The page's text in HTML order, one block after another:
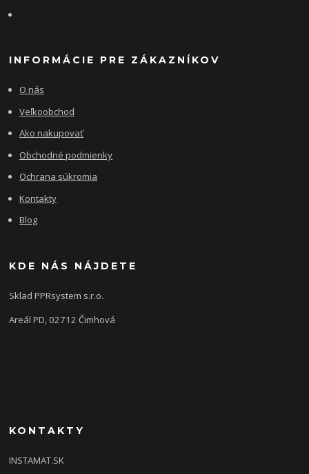
INFORMÁCIE PRE ZÁKAZNÍKOV
O nás
Veľkoobchod
Ako nakupovať
Obchodné podmienky
Ochrana súkromia
Kontakty
Blog
KDE NÁS NÁJDETE
Sklad PPRsystem s.r.o.
Areál PD, 02712 Čimhová
KONTAKTY
INSTAMAT.SK